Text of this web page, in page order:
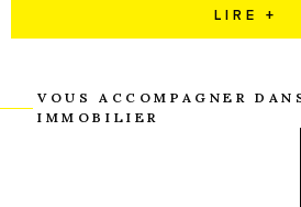
LIRE +
VOUS ACCOMPAGNER
IMMOBILIER